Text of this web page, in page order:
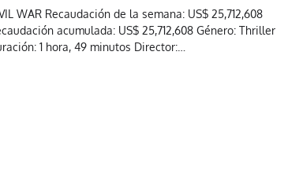
WAR Recaudación de la semana: US$ 25,712,608
acumulada: US$ 25,712,608 Género: Thriller
1 hora, 49 minutos Director:…